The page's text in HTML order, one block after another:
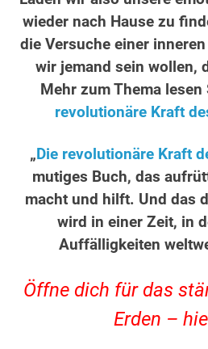
wieder nach Hause zu
die Versuche einer
wir jemand sein wollen,
Mehr zum Thema lesen
revolutionäre Kraft
„ Die revolutionäre Kraft
mutiges Buch, das
macht und hilft. Und das
wird in einer Zeit, in
Auffälligkeiten
Öffne dich für das
Erden –